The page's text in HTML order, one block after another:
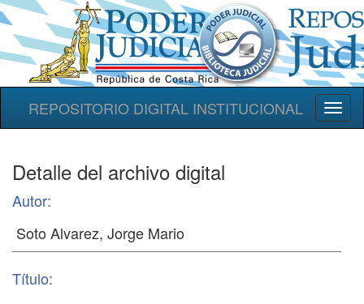
REPOSITORIO DIGITAL INSTITUCIONAL
Detalle del archivo digital
Autor:
Título: